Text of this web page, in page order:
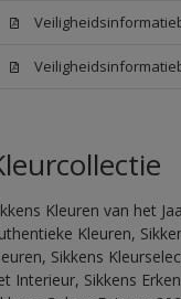
Kleuren van het
Kleuren,
Sikkens
Interieur, Sikkens